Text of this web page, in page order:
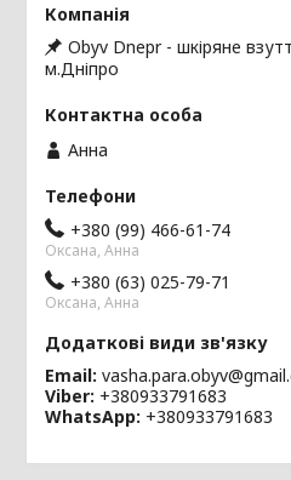
Obyv Dnepr - шкіряне
м.Дніпро
Анна
+380 (99) 466-61-74
Оксана, Анна
+380 (63) 025-79-71
Оксана, Анна
Email
Viber +380933791683
WhatsApp +380933791683